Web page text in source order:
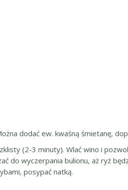
dodać ew. kwaśną śmietanę,
(2-3 minuty). Wlać wino i
do wyczerpania bulionu, aż ryż
posypać natką.